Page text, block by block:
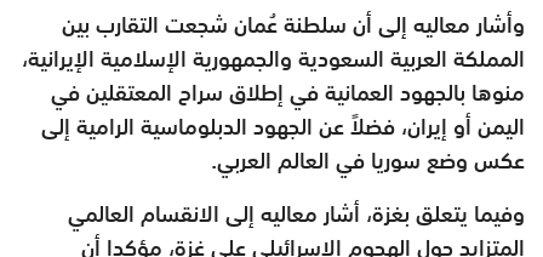
وأشار معاليه إلى أن سلطنة عُمان شجعت التقارب بين
المملكة العربية السعودية والجمهورية الإسلامية الإيرانية،
منوها بالجهود العمانية في إطلاق سراح المعتقلين في
اليمن أو إيران، فضلاً عن الجهود الدبلوماسية الرامية إلى
عكس وضع سوريا في العالم العربي.
وفيما يتعلق بغزة، أشار معاليه إلى الانقسام العالمي
المتزايد حول الهجوم الإسرائيلي على غزة، مؤكدا أن